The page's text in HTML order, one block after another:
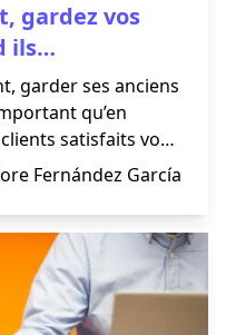
gardez vos
ils
garder ses anciens
qu’en
satisfaits vous
travaux et
mais une
ne s’improvise
Fernández García